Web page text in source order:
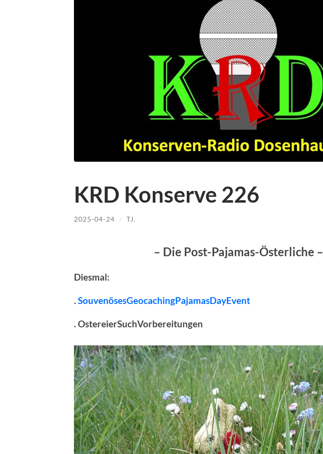
KRD Konserve 226
2025-04-24 / TJ.
– Die Post-Pajamas-Österliche –
Diesmal:
.SouvenösesGeocachingPajamasDayEvent
. OstereierSuchVorbereitungen